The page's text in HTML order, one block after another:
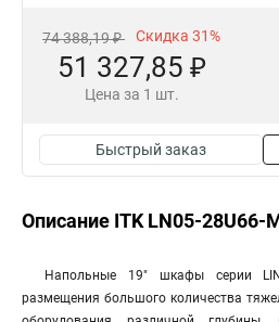
74 388,19 ₽ Скидка 31%
51 327,85 ₽
Цена за 1 шт.
Быстрый заказ
Описание ITK LN05-28U66-
Напольные 19" шкафы серии
размещения большого количества